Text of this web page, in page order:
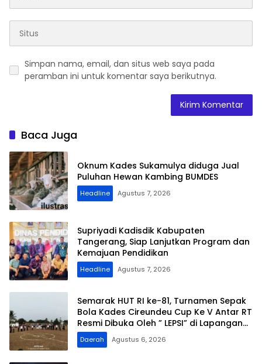
Simpan nama, email, dan situs web saya pada
peramban ini untuk komentar saya berikutnya.
Baca Juga
Oknum Kades Sukamulya diduga Jual
Puluhan Hewan Kambing BUMDES
Headline Agustus 7, 2026
Supriyadi Kadisdik Kabupaten
Tangerang, Siap Lanjutkan Program dan
Kemajuan Pendidikan
Headline Agustus 7, 2026
Semarak HUT RI ke-81, Turnamen Sepak
Bola Kades Cireundeu Cup Ke V Antar RT
Resmi Dibuka Oleh ” LEPSI” di Lapangan
FC Family
Daerah Agustus 6, 2026